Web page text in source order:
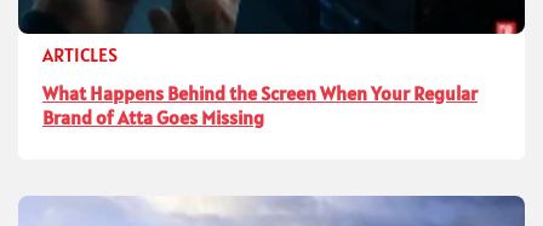
ARTICLES
What Happens Behind the Screen When Your Regular
Brand of Atta Goes Missing